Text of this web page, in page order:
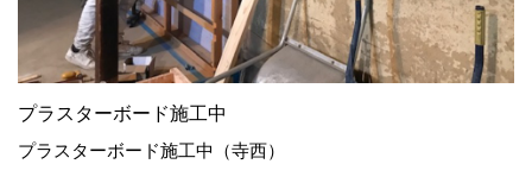
プラスターボード施工中
プラスターボード施工中（寺西）